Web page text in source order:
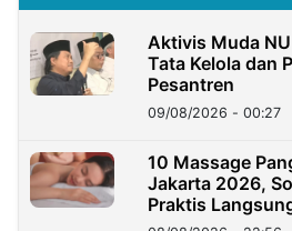
Aktivis Muda
Tata Kelola dan
Pesantren
09/08/2026 - 00:27
10 Massage
Jakarta 2026,
Praktis